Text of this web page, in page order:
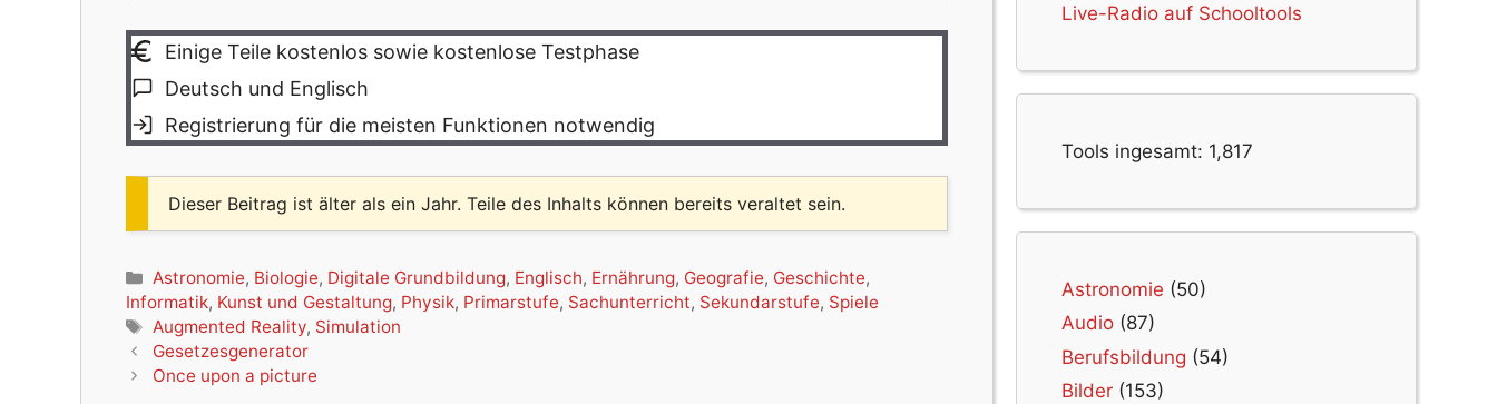
Einige Teile kostenlos sowie kostenlose Testphase
Deutsch und Englisch
Registrierung für die meisten Funktionen notwendig
Dieser Beitrag ist älter als ein Jahr. Teile des Inhalts können bereits veraltet sein.
Kategorien
Astronomie, Biologie, Digitale Grundbildung, Englisch, Ernährung, Geografie, Geschichte,
Informatik, Kunst und Gestaltung, Physik, Primarstufe, Sachunterricht, Sekundarstufe, Spiele
Schlagwörter
Augmented Reality, Simulation
Gesetzesgenerator
Once upon a picture
Live-Radio auf Schooltools
Tools ingesamt: 1,817
Astronomie (50)
Audio (87)
Berufsbildung (54)
Bilder (153)